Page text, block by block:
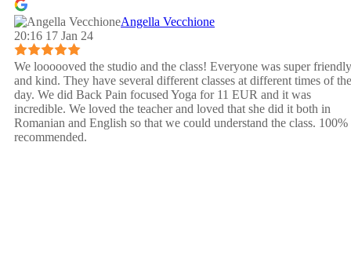
Angella Vecchione
20:16 17 Jan 24
We loooooved the studio and the class! Everyone was super friendly
and kind. They have several different classes at different times of the
day. We did Back Pain focused Yoga for 11 EUR and it was
incredible. We loved the teacher and loved that she did it both in
Romanian and English so that we could understand the class. 100%
recommended.